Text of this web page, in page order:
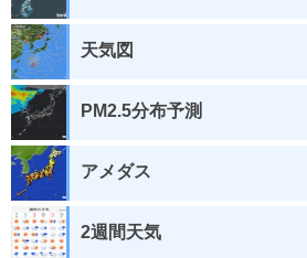
天気図
PM2.5分布予測
アメダス
2週間天気